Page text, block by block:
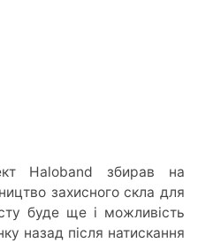
Haloband збирав на
захисного скла для
буде ще і можливість
назад після натискання